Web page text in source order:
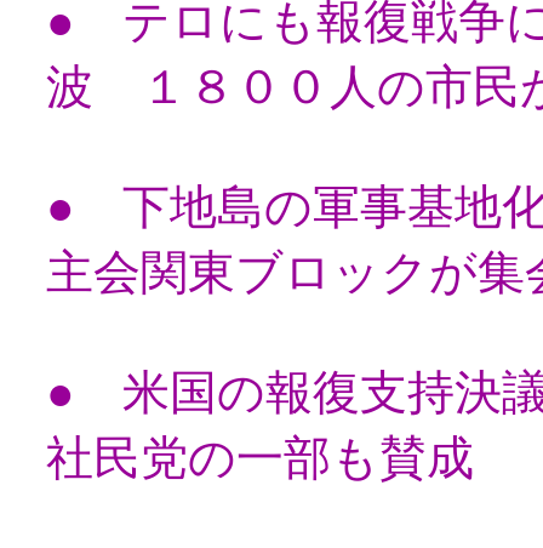
● テロにも報復戦争
波 １８００人の市民
● 下地島の軍事基地
主会関東ブロックが集
● 米国の報復支持
社民党の一部も賛成